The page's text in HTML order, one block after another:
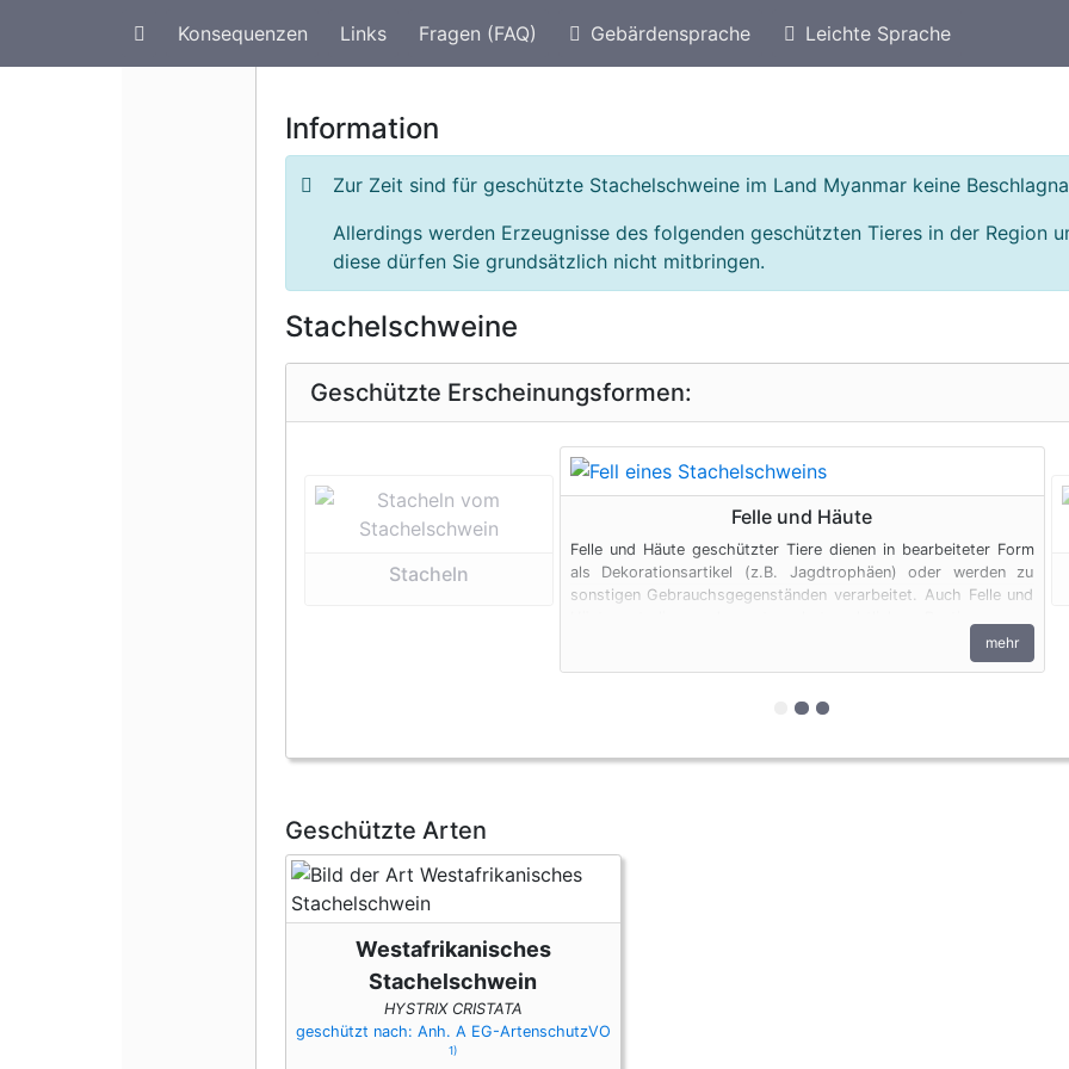
Konsequenzen Links Fragen (FAQ) Gebärdensprache Leichte Sprache
Information
Zur Zeit sind für geschützte Stachelschweine im Land Myanmar keine
Allerdings werden Erzeugnisse des folgenden geschützten Tieres in der Region
diese dürfen Sie grundsätzlich nicht mitbringen.
Stachelschweine
Geschützte Erscheinungsformen:
Vorherige geschützte Erscheinungsform
Stacheln
Felle und Häute
Felle und Häute geschützter Tiere dienen in bearbeiteter Form
als Dekorationsartikel (z.B. Jagdtrophäen) oder werden zu
sonstigen Gebrauchsgegenständen verarbeitet. Auch Felle und
Bei privaten Einfuhren zum persönlichen Gebrauch sind bis zu
vier Erzeugnisse von Krokodilen des Anhangs B pro Person
transportiert werden. Fleisch und Jagdtrophäen sind von dieser
mehr
zur 1. geschützten
zur 2. geschützten
zur 3. geschützten
Geschützte Arten
Westafrikanisches
Stachelschwein
HYSTRIX CRISTATA
geschützt nach: Anh. A EG-ArtenschutzVO
1)